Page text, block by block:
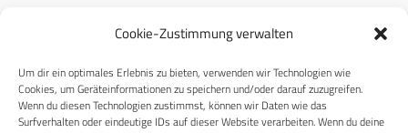
Cookie-Zustimmung verwalten
Um dir ein optimales Erlebnis zu bieten, verwenden wir Technologien wie
Cookies, um Geräteinformationen zu speichern und/oder darauf zuzugreifen.
Wenn du diesen Technologien zustimmst, können wir Daten wie das
Surfverhalten oder eindeutige IDs auf dieser Website verarbeiten. Wenn du deine
ÜBER UNS